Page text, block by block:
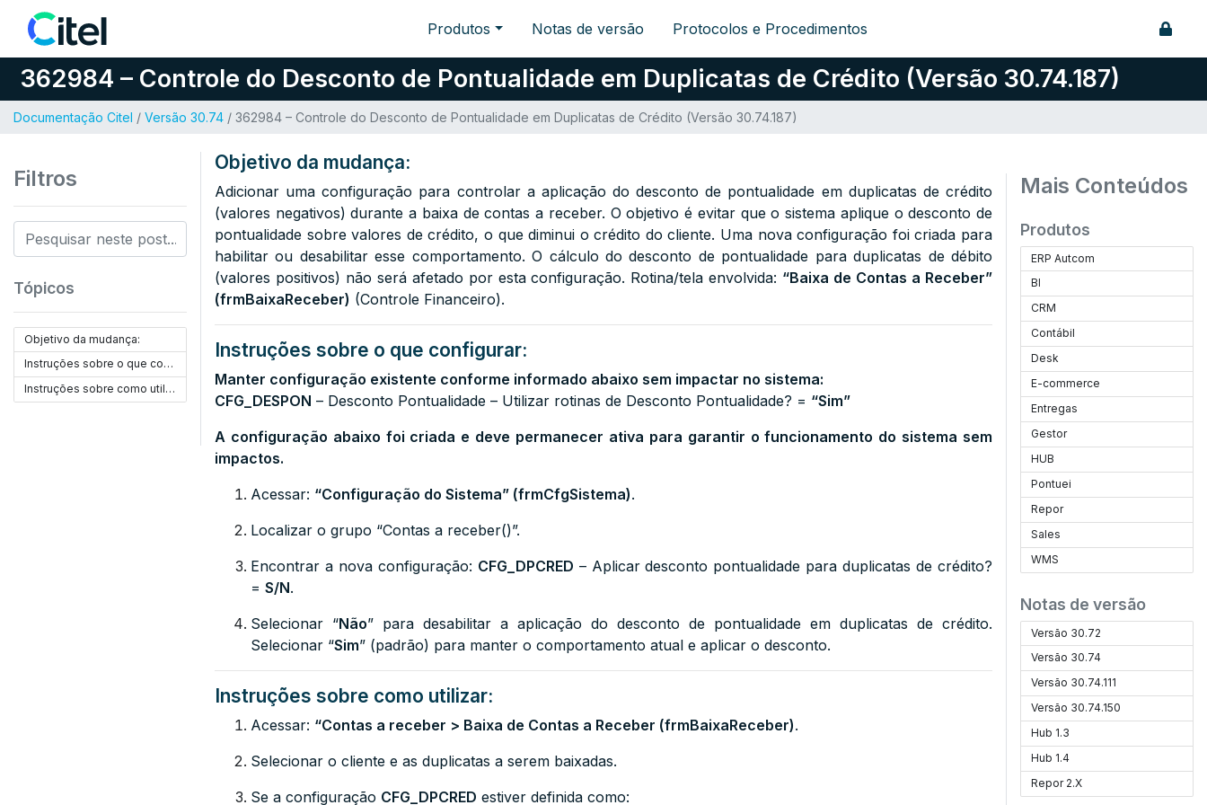
Pular para o conteúdo Produtos Notas de versão Protocolos e Procedimentos
362984 – Controle do Desconto de Pontualidade em Duplicatas de Crédito (Versão 30.74.187)
Documentação Citel / Versão 30.74 / 362984 – Controle do Desconto de Pontualidade em Duplicatas de Crédito (Versão 30.74.187)
Filtros
Tópicos
Objetivo da mudança:
Instruções sobre o que configurar:
Instruções sobre como utilizar:
Objetivo da mudança:
Adicionar uma configuração para controlar a aplicação do desconto de pontualidade em duplicatas de crédito
(valores negativos) durante a baixa de contas a receber. O objetivo é evitar que o sistema aplique o desconto de
pontualidade sobre valores de crédito, o que diminui o crédito do cliente. Uma nova configuração foi criada para
habilitar ou desabilitar esse comportamento. O cálculo do desconto de pontualidade para duplicatas de débito
(valores positivos) não será afetado por esta configuração. Rotina/tela envolvida: “Baixa de Contas a Receber”
(frmBaixaReceber) (Controle Financeiro).
Instruções sobre o que configurar:
Manter configuração existente conforme informado abaixo sem impactar no sistema:
CFG_DESPON – Desconto Pontualidade – Utilizar rotinas de Desconto Pontualidade? = “Sim”
A configuração abaixo foi criada e deve permanecer ativa para garantir o funcionamento do sistema sem
impactos.
Acessar: “Configuração do Sistema” (frmCfgSistema).
Localizar o grupo “Contas a receber()”.
Encontrar a nova configuração: CFG_DPCRED – Aplicar desconto pontualidade para duplicatas de crédito?
= S/N.
Selecionar “Não” para desabilitar a aplicação do desconto de pontualidade em duplicatas de crédito.
Selecionar “Sim” (padrão) para manter o comportamento atual e aplicar o desconto.
Instruções sobre como utilizar:
Acessar: “Contas a receber > Baixa de Contas a Receber (frmBaixaReceber).
Selecionar o cliente e as duplicatas a serem baixadas.
Se a configuração CFG_DPCRED estiver definida como:
Mais Conteúdos
Produtos
ERP Autcom
BI
CRM
Contábil
Desk
E-commerce
Entregas
Gestor
HUB
Pontuei
Repor
Sales
WMS
Notas de versão
Versão 30.72
Versão 30.74
Versão 30.74.111
Versão 30.74.150
Hub 1.3
Hub 1.4
Repor 2.X